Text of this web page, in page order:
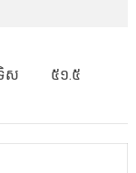
ស ៥១.៥